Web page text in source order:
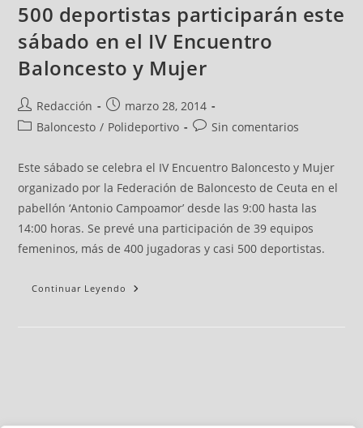
500 deportistas participarán este
sábado en el IV Encuentro
Baloncesto y Mujer
Redacción
marzo 28, 2014
Baloncesto / Polideportivo Sin comentarios
Este sábado se celebra el IV Encuentro Baloncesto y Mujer
organizado por la Federación de Baloncesto de Ceuta en el
pabellón ‘Antonio Campoamor’ desde las 9:00 hasta las
14:00 horas. Se prevé una participación de 39 equipos
femeninos, más de 400 jugadoras y casi 500 deportistas.
Continuar Leyendo